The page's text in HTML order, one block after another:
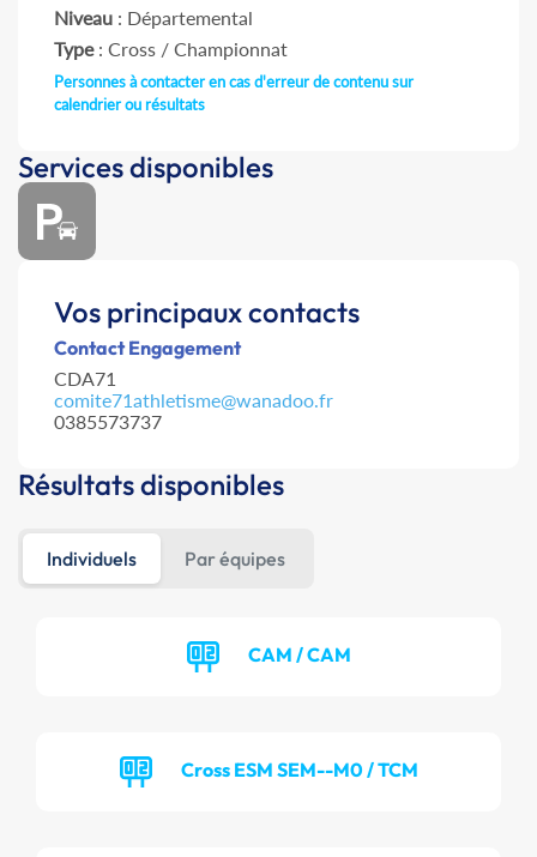
Niveau : Départemental
Type: Cross / Championnat
Personnes à contacter en cas d'erreur de contenu sur
calendrier ou résultats
Services disponibles
Vos principaux contacts
Contact Engagement
CDA71
comite71athletisme@wanadoo.fr
0385573737
Résultats disponibles
Individuels Par équipes
CAM / CAM
Cross ESM SEM--M0 / TCM